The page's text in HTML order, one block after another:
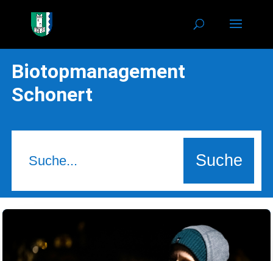
Biotopmanagement
Schonert